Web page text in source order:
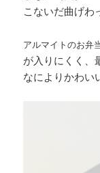
こないだ曲げわ
アルマイトのお弁
が入りにくく、
なによりかわい